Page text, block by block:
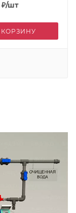
₽/шт
КОРЗИНУ